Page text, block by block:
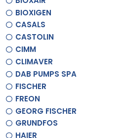
BIOXIGEN
CASALS
CASTOLIN
CIMM
CLIMAVER
DAB PUMPS SPA
FISCHER
FREON
GEORG FISCHER
GRUNDFOS
HAIER